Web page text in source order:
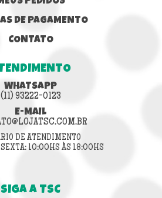
DE PAGAMENTO
CONTATO
WHATSAPP
(11) 93222-0123
E-MAIL
DE ATENDIMENTO
SEXTA: 10:00HS ÀS 18:00HS
SIGA A TSC